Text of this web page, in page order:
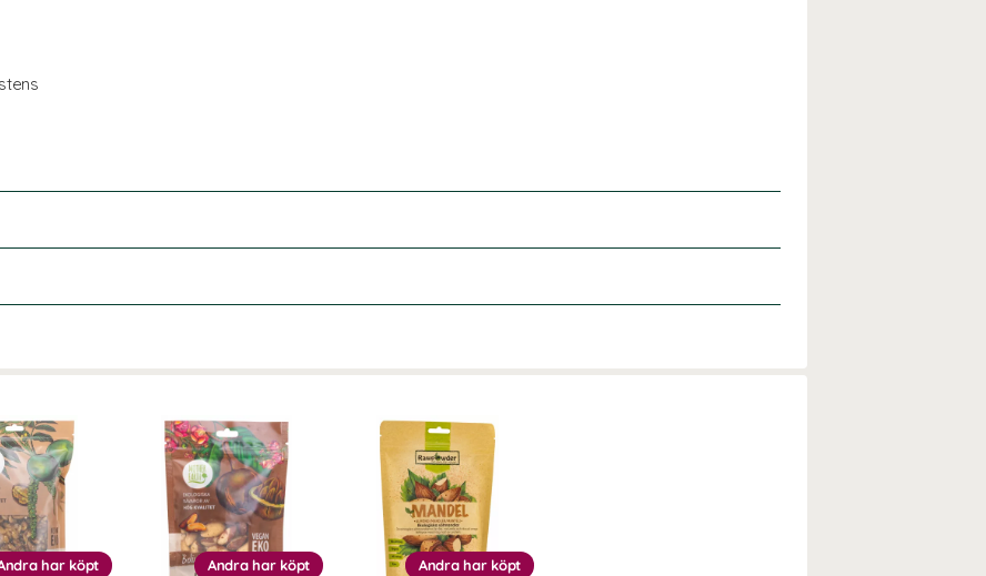
har köpt Andra har köpt Andra har köpt